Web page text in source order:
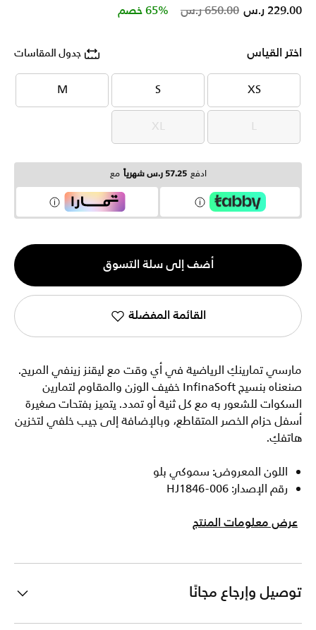
Price reduced from
650.00 ر.س to 229.00 ر.س 65% خصم
اختر القياس جدول المقاسات
XS
XS
S
S
M
M
L
L
XL
XL
ادفع 57.25 ر.س شهرياً مع
الكمية
1
أضف إلى سلة التسوق
القائمة المفضلة
مارسي تمارينكِ الرياضية في أي وقت مع ليقنز زينفي المريح.
صنعناه بنسيج InfinaSoft خفيف الوزن والمقاوم لتمارين
السكوات للشعور به مع كل ثنية أو تمدد. يتميز بفتحات صغيرة
أسفل حزام الخصر المتقاطع، وبالإضافة إلى جيب خلفي لتخزين
هاتفكِ.
اللون المعروض: سموكي بلو
رقم الإصدار: HJ1846-006
عرض معلومات المنتج
توصيل وإرجاع مجانًا